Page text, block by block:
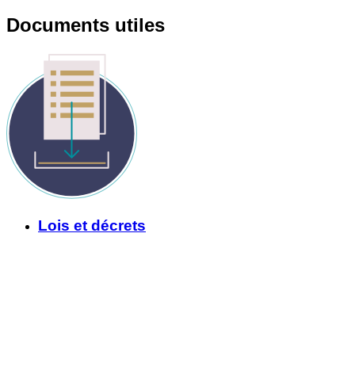
Documents utiles
Lois et décrets